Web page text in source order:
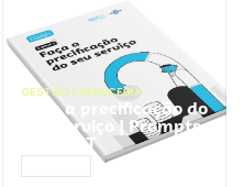
GESTÃO FINANCEIRA
Faça a precificação do
seu serviço | Prompts
ChatGPT